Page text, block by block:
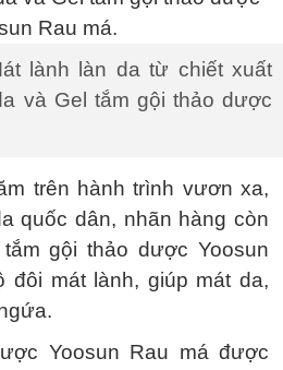
lành làn da từ chiết xuất
và Gel tắm gội thảo dược
trên hành trình vươn xa,
quốc dân, nhãn hàng còn
gội thảo dược Yoosun
đôi mát lành, giúp mát da,
Yoosun Rau má được